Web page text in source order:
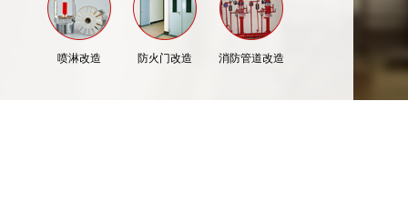
喷淋改造 防火门改造 消防管道改造